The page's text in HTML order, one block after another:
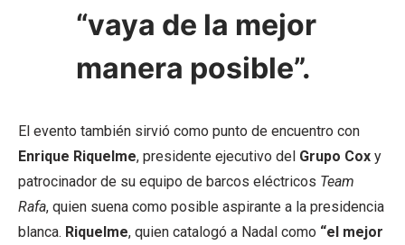
“vaya de la mejor
manera posible”.
El evento también sirvió como punto de encuentro con
Enrique Riquelme, presidente ejecutivo del Grupo Cox y
patrocinador de su equipo de barcos eléctricos Team
Rafa, quien suena como posible aspirante a la presidencia
blanca. Riquelme, quien catalogó a Nadal como “el mejor